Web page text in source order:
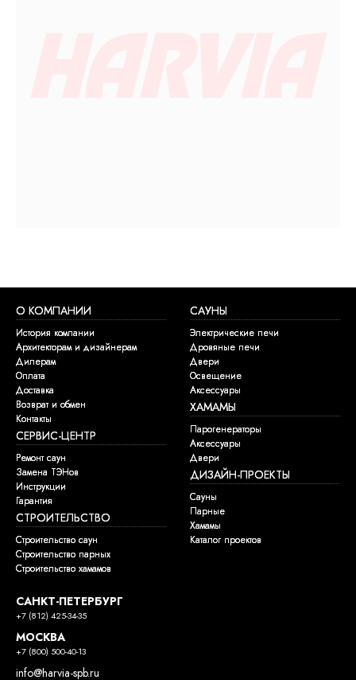
О КОМПАНИИ
История компании
Архитекторам и дизайнерам
Дилерам
Оплата
Доставка
Возврат и обмен
Контакты
САУНЫ
Электрические печи
Дровяные печи
Двери
Освещение
Аксессуары
ХАМАМЫ
Парогенераторы
Аксессуары
Двери
СЕРВИС-ЦЕНТР
Ремонт саун
Замена ТЭНов
Инструкции
Гарантия
ДИЗАЙН-ПРОЕКТЫ
Сауны
Парные
Хамамы
Каталог проектов
СТРОИТЕЛЬСТВО
Строительство саун
Строительство парных
Строительство хамамов
САНКТ-ПЕТЕРБУРГ
+7 (812) 425-34-35
МОСКВА
+7 (800) 500-40-13
info@harvia-spb.ru